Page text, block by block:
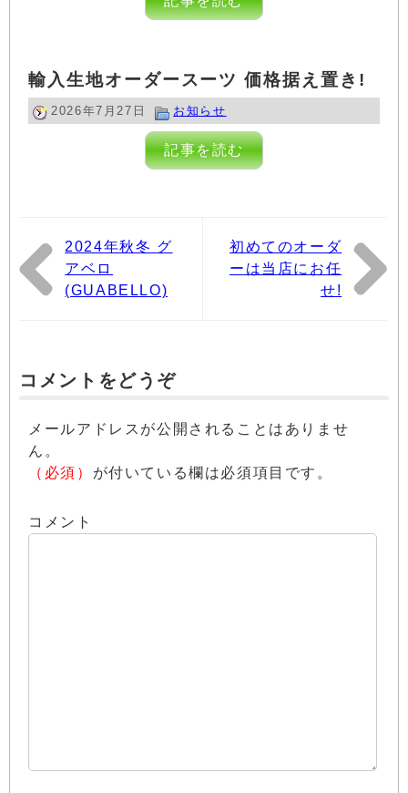
輸入生地オーダースーツ 価格据え置き!
2026年7月27日 お知らせ
記事を読む
2024年秋冬 グ
アベロ
(GUABELLO)
初めてのオーダ
ーは当店にお任
せ!
コメントをどうぞ
メールアドレスが公開されることはありませ
ん。
（必須） が付いている欄は必須項目です。
コメント